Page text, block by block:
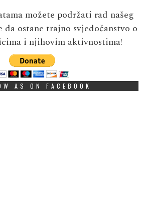
možete podržati rad našeg
da ostane trajno svjedočanstvo o
i njihovim aktivnostima!
AS ON FACEBOOK